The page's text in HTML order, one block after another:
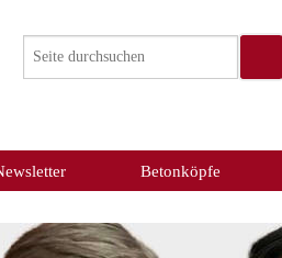
Betonköpfe